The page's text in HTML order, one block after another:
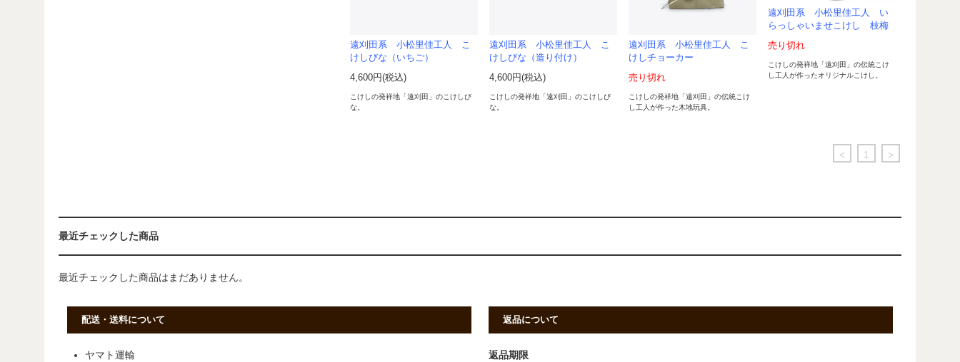
遠刈田系 小松里佳工人 こ
けしびな（いちご）
4,600円(税込)
こけしの発祥地「遠刈田」のこけしび
な。
遠刈田系 小松里佳工人 こ
けしびな（造り付け）
4,600円(税込)
こけしの発祥地「遠刈田」のこけしび
な。
遠刈田系 小松里佳工人 こ
けしチョーカー
売り切れ
こけしの発祥地「遠刈田」の伝統こけ
し工人が作った木地玩具。
遠刈田系 小松里佳工人 い
らっしゃいませこけし 枝梅
売り切れ
こけしの発祥地「遠刈田」の伝統こけ
し工人が作ったオリジナルこけし。
< 1 >
最近チェックした商品
最近チェックした商品はまだありません。
配送・送料について
ヤマト運輸
返品について
返品期限